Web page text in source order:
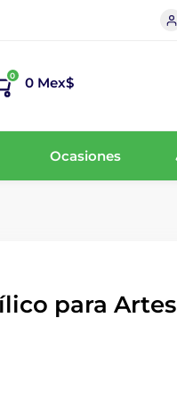
0 0 Mex$
Ocasiones
para Artes